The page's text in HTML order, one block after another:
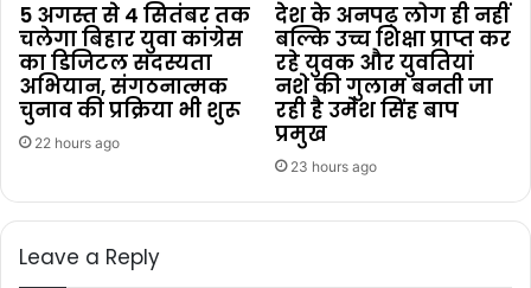
5 अगस्त से 4 सितंबर तक
चलेगा बिहार युवा कांग्रेस
का डिजिटल सदस्यता
अभियान, संगठनात्मक
चुनाव की प्रक्रिया भी शुरू
22 hours ago
देश के अनपढ़ लोग ही नहीं
बल्कि उच्च शिक्षा प्राप्त कर
रहे युवक और युवतियां
नशे की गुलाम बनती जा
रही है उमेश सिंह बाप
प्रमुख
23 hours ago
Leave a Reply